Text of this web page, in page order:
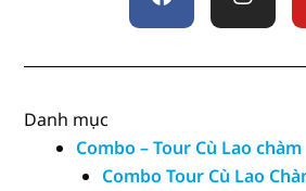
Danh mục
Combo – Tour Cù Lao chàm
Combo Tour Cù Lao